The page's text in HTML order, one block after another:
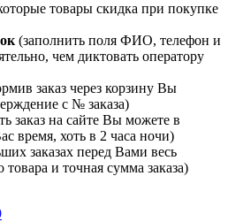
товары скидка при покупке
(заполнить поля ФИО, телефон и
чем диктовать оператору
заказ через корзину Вы
с № заказа)
заказ на сайте Вы можете в
время, хоть в 2 часа ночи)
заказах перед Вами весь
и точная сумма заказа)